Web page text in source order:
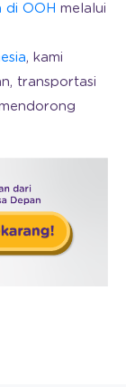
di OOH melalui
, kami
transportasi